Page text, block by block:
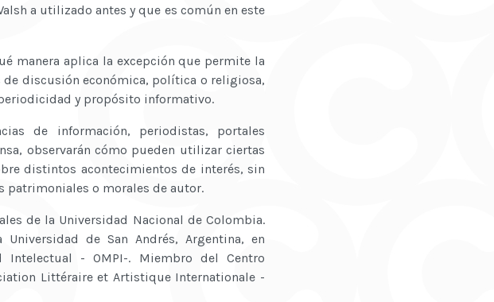
a utilizado antes y que es común en este
manera aplica la excepción que permite la
discusión económica, política o religiosa,
y propósito informativo.
de información, periodistas, portales
observarán cómo pueden utilizar ciertas
distintos acontecimientos de interés, sin
patrimoniales o morales de autor.
de la Universidad Nacional de Colombia.
de San Andrés, Argentina, en
- OMPI-. Miembro del Centro
Littéraire et Artistique Internationale -